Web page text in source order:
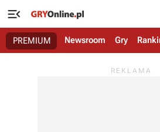

PREMIUM Newsroom Gry